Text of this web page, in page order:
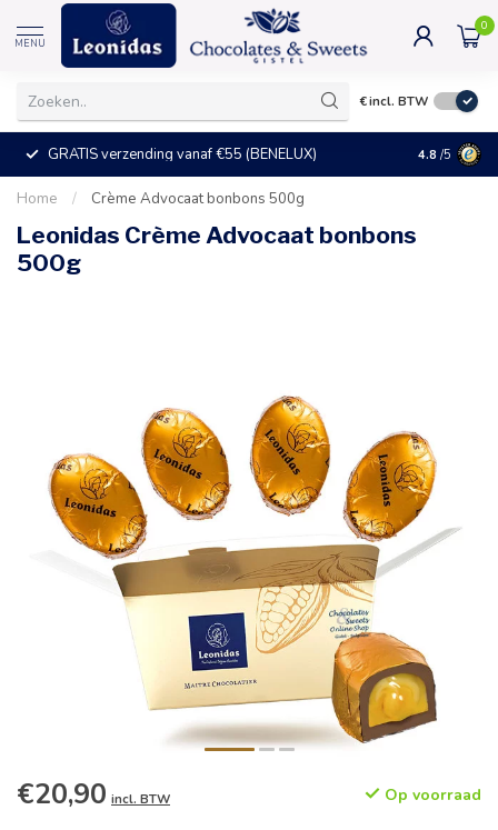
MENU
0
€incl. BTW
GRATIS verzending vanaf €55 (BENELUX) +25°C =
4.8 /5
Home / Crème Advocaat bonbons 500g
Leonidas Crème Advocaat bonbons
500g
€20,90 incl. BTW Op voorraad